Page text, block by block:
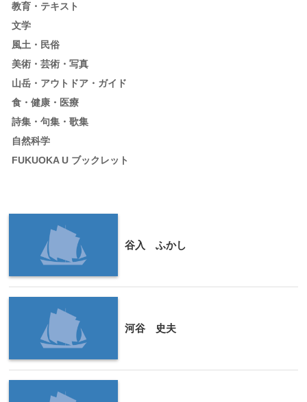
教育・テキスト
文学
風土・民俗
美術・芸術・写真
山岳・アウトドア・ガイド
食・健康・医療
詩集・句集・歌集
自然科学
FUKUOKA U ブックレット
谷入 ふかし
河谷 史夫